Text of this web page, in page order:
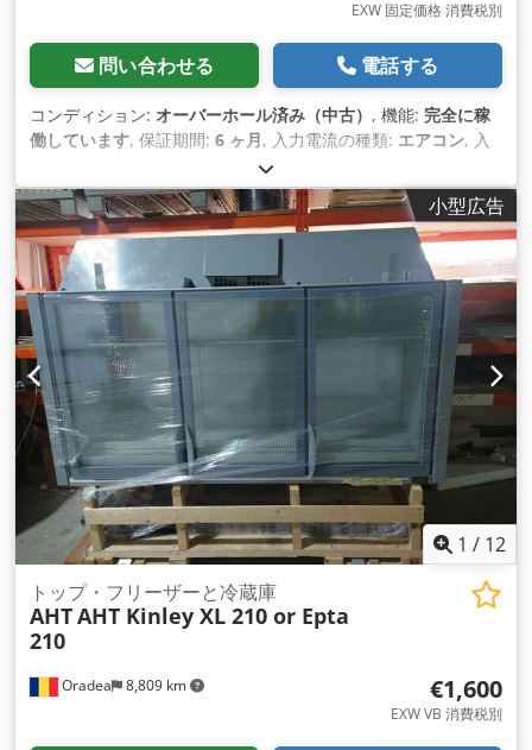
EXW 固定価格 消費税別
問い合わせる 電話する
コンディション: オーバーホール済み（中古） , 機能: 完全に稼
働しています, 保証期間: 6 ヶ月, 入力電流の種類: エアコン, 入
, 周囲温度（最小）:
入力電流:2 A, 入力周波数:50 ヘルツ, 周囲温度（最大）:25
°C, 積み重ね高さ:880 mm, 全長:2,500 mm, 全幅: 850 mm,
総重量:155 kg（キログラム）, 内寸幅:733 mm
, 内寸長:
2,343 mm
, タンク容量:
5 キロワット
時, 出力:50 キロワット (67.98 馬力), 装備:フリーザー, 照明,
ファン・アイスSRLはルーマニアにおけるAHTの代理店として
25年以上の実績がある。 すべての設備は改装されていますが、
弊社では改装されていないものも販売しています。 改装中、提
案された中古冷凍庫はすべて工場で完全な修復を受けます： -
ケースの傷やへこみを取り除きます； - RAL9003（ホワイ
ト）/RAL7043（グレー）の3面ラベリング（ご要望により、任
意のRALまたはデザインを選択可能 - 衛生的に洗浄 - ガラス蓋
のシール交換 Cedporhwrbefx Akkorf - 内部は完全にアクセサ
リー化 - 壁面グリッドセット、棚、仕切り板 - 変更統計の保存
と設定温度の維持のため、冷凍庫の完全なテストが実施されま
す； - 必要であれば、メーカー（AHT Cooling Systems
GmbH）の純正新品スペアパーツのみで修理を行います； (当
社の方針により、他の冷凍庫の部品を再調整に使用することは
ありません。） - すべての冷凍庫は、メーカー（AHT Cooling
す； (お客様のご要望により、長距離や悪路での配送用に強化
梱包を使用することも可能です。） 再調整されたAHT EQシリ
小型広告
1 / 12
Oradea 8,809 km
トップ・フリーザーと冷蔵庫
AHTAHT Kinley XL 210 or Epta
210
€1,600
EXW VB 消費税別